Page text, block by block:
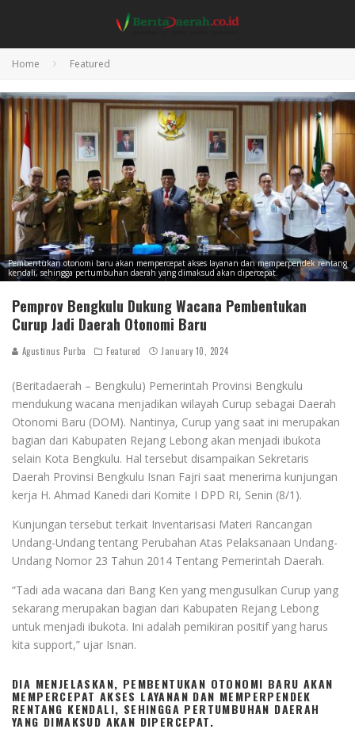
Home Featured
Pembentukan otonomi baru akan mempercepat akses layanan dan memperpendek rentang
kendali, sehingga pertumbuhan daerah yang dimaksud akan dipercepat.
Pemprov Bengkulu Dukung Wacana Pembentukan
Curup Jadi Daerah Otonomi Baru
Agustinus Purba Featured January 10, 2024
(Beritadaerah – Bengkulu) Pemerintah Provinsi Bengkulu
mendukung wacana menjadikan wilayah Curup sebagai Daerah
Otonomi Baru (DOM). Nantinya, Curup yang saat ini merupakan
bagian dari Kabupaten Rejang Lebong akan menjadi ibukota
selain Kota Bengkulu. Hal tersebut disampaikan Sekretaris
Daerah Provinsi Bengkulu Isnan Fajri saat menerima kunjungan
kerja H. Ahmad Kanedi dari Komite I DPD RI, Senin (8/1).
Kunjungan tersebut terkait Inventarisasi Materi Rancangan
Undang-Undang tentang Perubahan Atas Pelaksanaan Undang-
Undang Nomor 23 Tahun 2014 Tentang Pemerintah Daerah.
“Tadi ada wacana dari Bang Ken yang mengusulkan Curup yang
sekarang merupakan bagian dari Kabupaten Rejang Lebong
untuk menjadi ibukota. Ini adalah pemikiran positif yang harus
kita support,” ujar Isnan.
DIA MENJELASKAN, PEMBENTUKAN OTONOMI BARU AKAN
MEMPERCEPAT AKSES LAYANAN DAN MEMPERPENDEK
RENTANG KENDALI, SEHINGGA PERTUMBUHAN DAERAH
YANG DIMAKSUD AKAN DIPERCEPAT.